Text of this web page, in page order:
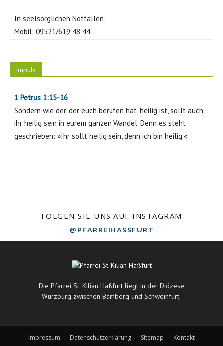
In seelsorglichen Notfällen:
Mobil: 09521/619 48 44
Impuls
1 Petrus 1:15-16
Sondern wie der, der euch berufen hat, heilig ist, sollt auch
ihr heilig sein in eurem ganzen Wandel. Denn es steht
geschrieben: »Ihr sollt heilig sein, denn ich bin heilig.«
FOLGEN SIE UNS AUF INSTAGRAM
@PFARREIHASSFURT
Die Pfarrei St. Kilian Haßfurt liegt in der Diözese
Würzburg zwischen Bamberg und Schweinfurt.
Impressum Datenschutzerklärung Sitemap Kontakt